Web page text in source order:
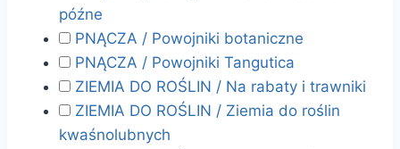
późne
PNĄCZA / Powojniki botaniczne
PNĄCZA / Powojniki Tangutica
ZIEMIA DO ROŚLIN / Na rabaty i trawniki
ZIEMIA DO ROŚLIN / Ziemia do roślin
kwaśnolubnych